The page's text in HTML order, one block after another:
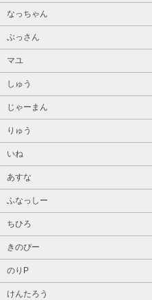
なっちゃん
ぶっさん
マユ
しゅう
じゃーまん
りゅう
いね
あすな
ふなっしー
ちひろ
きのぴー
のりP
けんたろう